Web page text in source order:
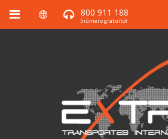
800 911 188
(número gratuito)